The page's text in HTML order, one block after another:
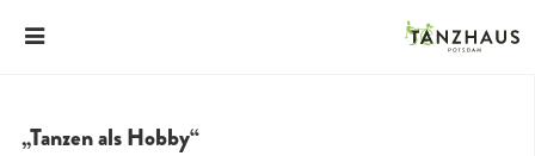
„Tanzen als Hobby“